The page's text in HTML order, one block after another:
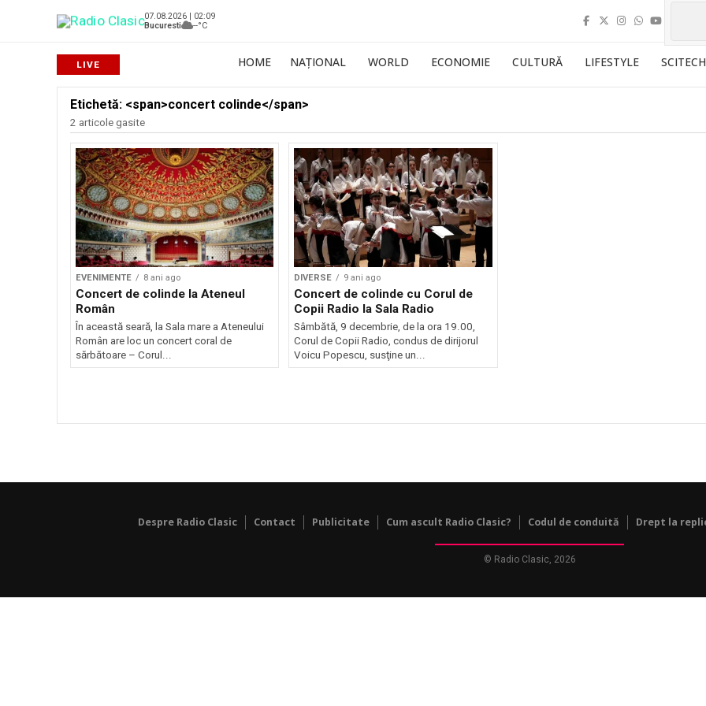
07.08.2026 | 02:09
Bucuresti
--°C
HOME NAȚIONAL WORLD ECONOMIE CULTURĂ LIFESTYLE SCITECH
Etichetă: <span>concert colinde</span>
2 articole gasite
EVENIMENTE 8 ani ago
Concert de colinde la Ateneul
Român
În această seară, la Sala mare a Ateneului
Român are loc un concert coral de
sărbătoare – Corul...
DIVERSE 9 ani ago
Concert de colinde cu Corul de
Copii Radio la Sala Radio
Sâmbătă, 9 decembrie, de la ora 19.00,
Corul de Copii Radio, condus de dirijorul
Voicu Popescu, susţine un...
Despre Radio Clasic Contact Publicitate Cum ascult Radio Clasic? Codul de conduită Drept la
© Radio Clasic, 2026